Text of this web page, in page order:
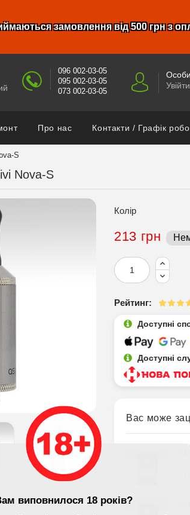
замовлення від 500 грн з
096 002-03-05
095 002-03-05
073 002-03-05
Увійти
Про нас Контакти / Графік
S
Nova-S
Колір
213 грн
Рейтинг:
Доступні
Доступні
Вас може
виповнилося 18 років?